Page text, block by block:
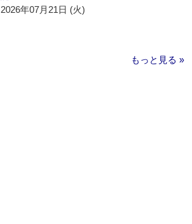
2026年07月21日 (火)
もっと見る »